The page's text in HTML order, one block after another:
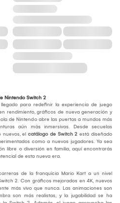
Nintendo Switch 2
para redefinir la experiencia de juego
rendimiento, gráficos de nueva generación y
de Nintendo abre las puertas a mundos más
aún más inmersivas. Desde secuelas
nuevos, el catálogo de Switch 2 está diseñado
como a nuevos jugadores. Ya sea
libre o diversión en familia, aquí encontrarás
de esta nueva era.
de la franquicia Mario Kart a un nivel
2. Con gráficos mejorados en 4K, nuevos
más vivo que nunca. Las animaciones son
son más realistas, y la jugabilidad se ha